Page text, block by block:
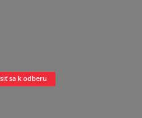
sa k odberu